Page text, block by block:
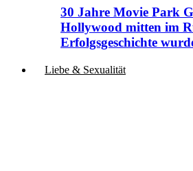
30 Jahre Movie Park
Hollywood mitten im
Erfolgsgeschichte
Liebe & Sexualität